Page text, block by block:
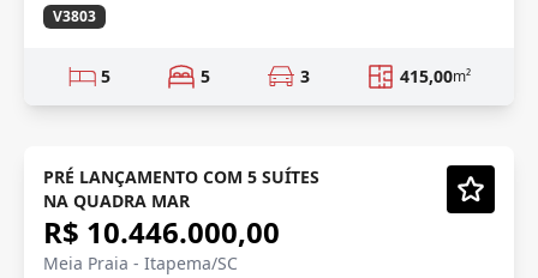
V3803
5 5 3 415,00m²
PRÉ LANÇAMENTO
Vídeo
Em Construção
PRÉ LANÇAMENTO COM 5 SUÍTES
NA QUADRA MAR
R$ 10.446.000,00
Meia Praia - Itapema/SC